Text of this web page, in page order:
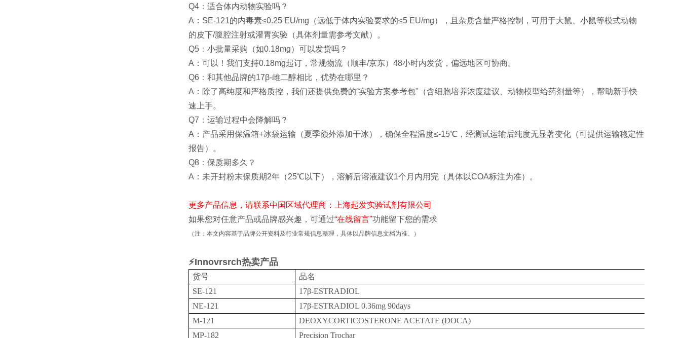
Q4：适合体内动物实验吗？
A：SE-121的内毒素≤0.25 EU/mg（远低于体内实验要求的≤5 EU/mg），且杂质含量严格控制，可用于大鼠、小鼠等模式动物
的皮下/腹腔注射或灌胃实验（具体剂量需参考文献）。
Q5：小批量采购（如0.18mg）可以发货吗？
A：可以！我们支持0.18mg起订，常规物流（顺丰/京东）48小时内发货，偏远地区可协商。
Q6：和其他品牌的17β-雌二醇相比，优势在哪里？
A：除了高纯度和严格质控，我们还提供免费的“实验方案参考包"（含细胞培养浓度建议、动物模型给药剂量等），帮助新手快
速上手。
Q7：运输过程中会降解吗？
A：产品采用保温箱+冰袋运输（夏季额外添加干冰），确保全程温度≤-15℃，经测试运输后纯度无显著变化（可提供运输稳定性
报告）。
Q8：保质期多久？
A：未开封粉末保质期2年（25℃以下），溶解后溶液建议1个月内用完（具体以COA标注为准）。
更多产品信息，请联系中国区域代理商：上海起发实验试剂有限公司
如果您对任意产品或品牌感兴趣，可通过“在线留言"功能留下您的需求
（注：本文内容基于品牌公开资料及行业常规信息整理，具体以品牌信息文档为准。）
⚡Innovrsrch热卖产品
货号
品名
SE-121
17β-ESTRADIOL
NE-121
17β-ESTRADIOL 0.36mg 90days
M-121
DEOXYCORTICOSTERONE ACETATE (DOCA)
MP-182
Precision Trochar